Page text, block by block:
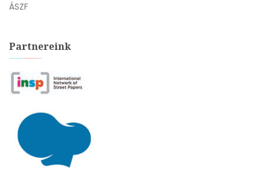
ÁSZF
Partnereink